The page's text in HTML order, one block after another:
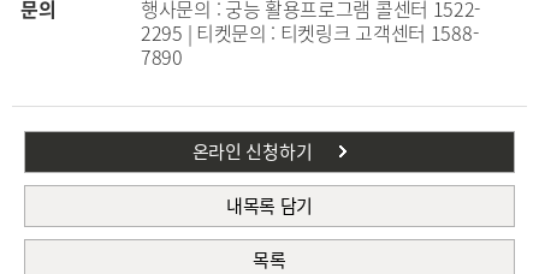
문의
행사문의 : 궁능 활용프로그램 콜센터 1522-
2295 | 티켓문의 : 티켓링크 고객센터 1588-
7890
온라인 신청하기
내목록 담기
목록